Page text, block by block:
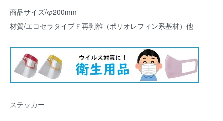
商品サイズ/φ200mm
材質/エコセラタイプＦ再剥離（ポリオレフィン系基材）他
ステッカー